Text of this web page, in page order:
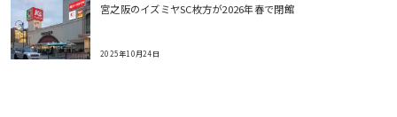
宮之阪のイズミヤSC枚方が2026年春で閉館
2025年10月24日